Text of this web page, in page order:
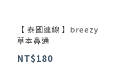
【 泰國連線 】breezy
草本鼻通
NT$180